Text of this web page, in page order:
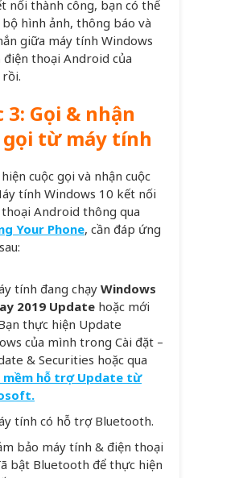
nối thành công, bạn có thể
hình ảnh, thông báo và
giữa máy tính Windows
điện thoại Android của
3: Gọi & nhận
gọi từ máy tính
cuộc gọi và nhận cuộc
tính Windows 10 kết nối
Android thông qua
Your Phone, cần đáp ứng
tính đang chạy Windows
2019 Update hoặc mới
thực hiện Update
của mình trong Cài đặt –
& Securities hoặc qua
mềm hỗ trợ Update từ
tính có hỗ trợ Bluetooth.
bảo máy tính & điện thoại
bật Bluetooth để thực hiện